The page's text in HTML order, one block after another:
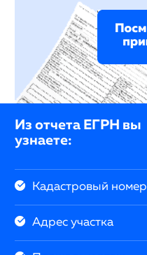
Из отчета ЕГРН вы
узнаете:
Кадастровый номер
Адрес участка